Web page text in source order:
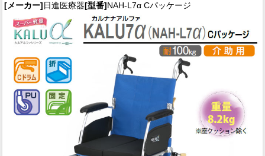
[メーカー]日進医療器[型番]NAH-L7α Cパッケージ